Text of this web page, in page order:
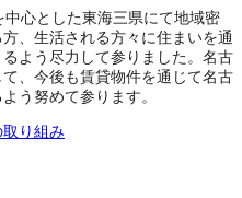
心とした東海三県にて地域密
、生活される方々に住まいを通
よう尽力して参りました。名古
、今後も賃貸物件を通じて名古
う努めて参ります。
り組み